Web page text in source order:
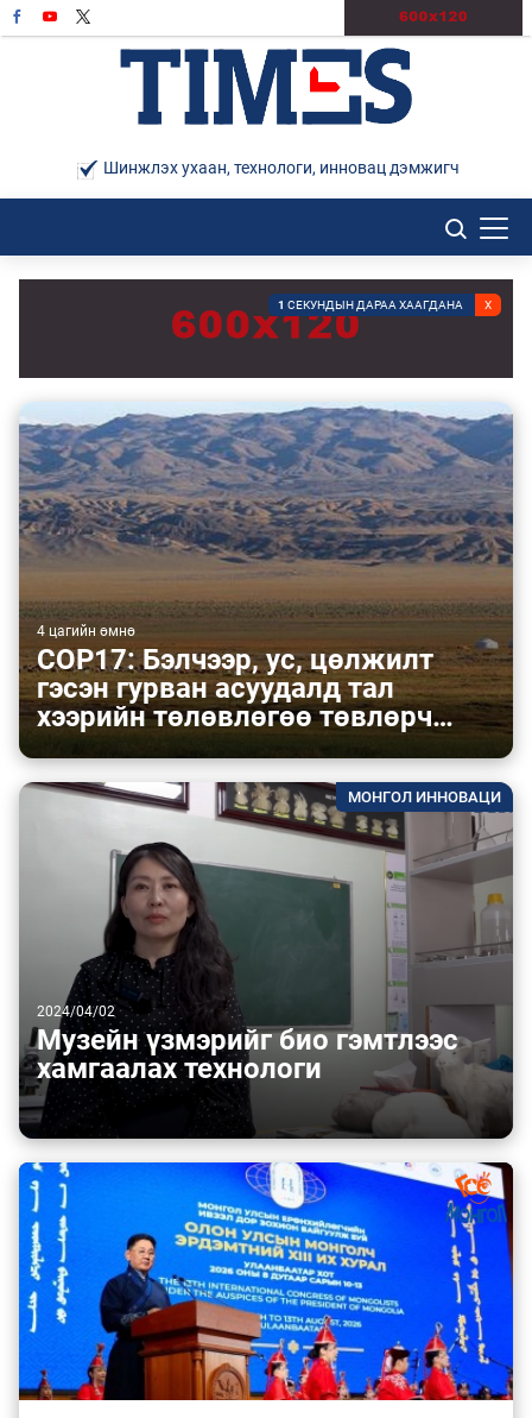
Шинжлэх ухаан, технологи, инновац дэмжигч
0 СЕКУНДЫН ДАРАА ХААГДАНА X
4 цагийн өмнө
COP17: Бэлчээр, ус, цөлжилт
гэсэн гурван асуудалд тал
хээрийн төлөвлөгөө төвлөрч…
МОНГОЛ ИННОВАЦИ
2024/04/02
Музейн үзмэрийг био гэмтлээс
хамгаалах технологи